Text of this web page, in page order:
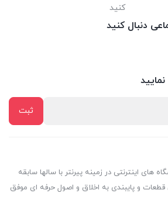
کنید
دنبال کنید
های اینترنتی در زمینه پیرنتر با سالها سابقه
قطعات و پایبندی به اخلاق و اصول حرفه ای موفق